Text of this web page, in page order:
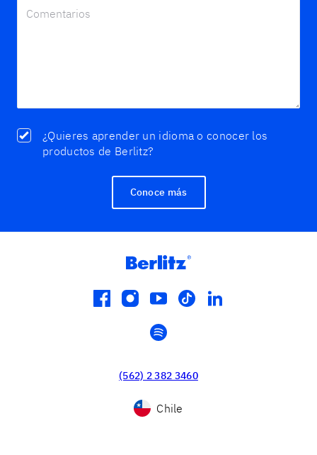
¿Quieres aprender un idioma o conocer los
productos de Berlitz?
Conoce más
facebook
instagram
youtube
tiktoklinkedin
spotify
(562) 2 382 3460
Chile